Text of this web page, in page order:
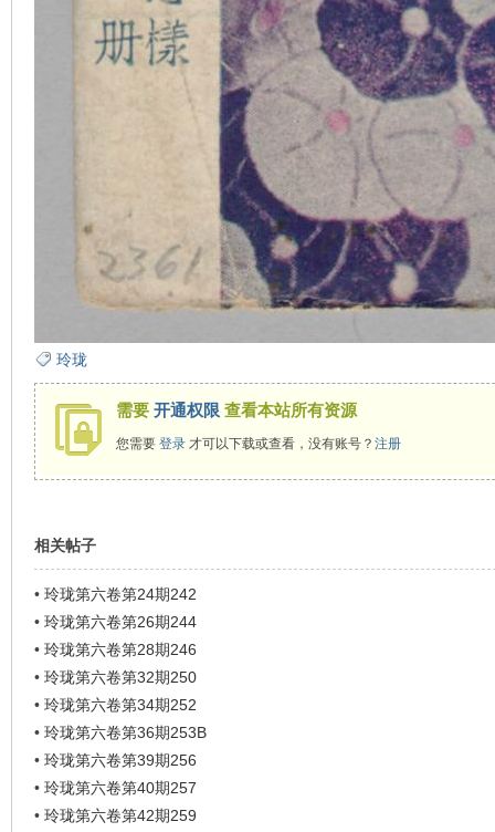
玲珑
需要 开通权限 查看本站所有资源
您需要 登录才可以下载或查看，没有账号？ 注册
相关帖子
• 玲珑第六卷第24期242
• 玲珑第六卷第26期244
• 玲珑第六卷第28期246
• 玲珑第六卷第32期250
• 玲珑第六卷第34期252
• 玲珑第六卷第36期253B
• 玲珑第六卷第39期256
• 玲珑第六卷第40期257
• 玲珑第六卷第42期259